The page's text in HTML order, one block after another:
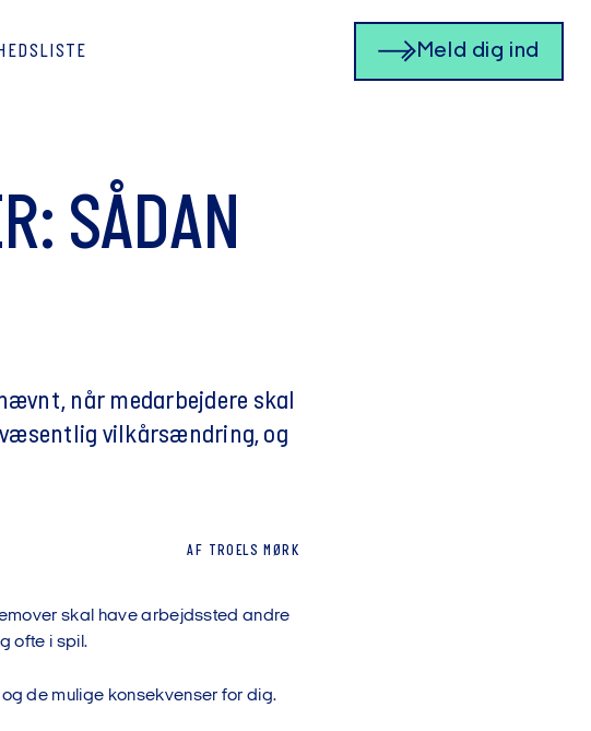
Meld dig ind
SÅDAN
når medarbejdere skal
vilkårsændring, og
AF TROELSMØRK
skal have arbejdssted andre
ofte i spil.
de mulige konsekvenser for dig.